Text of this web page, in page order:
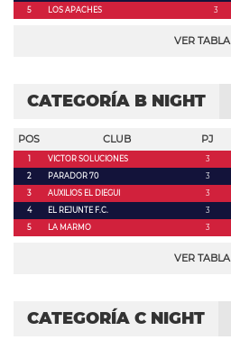
5 LOS APACHES 3
VER TABLA
CATEGORÍA B NIGHT
POS CLUB PJ
1 VICTOR SOLUCIONES 3
2
PARADOR 70 3
3
AUXILIOS EL DIEGUI 3
4
EL REJUNTE F.C. 3
5
LA MARMO 3
VER TABLA
CATEGORÍA C NIGHT